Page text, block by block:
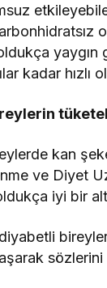
yaygın
kadar hızlı
kan
ve Diyet
iyi bir
sözlerini